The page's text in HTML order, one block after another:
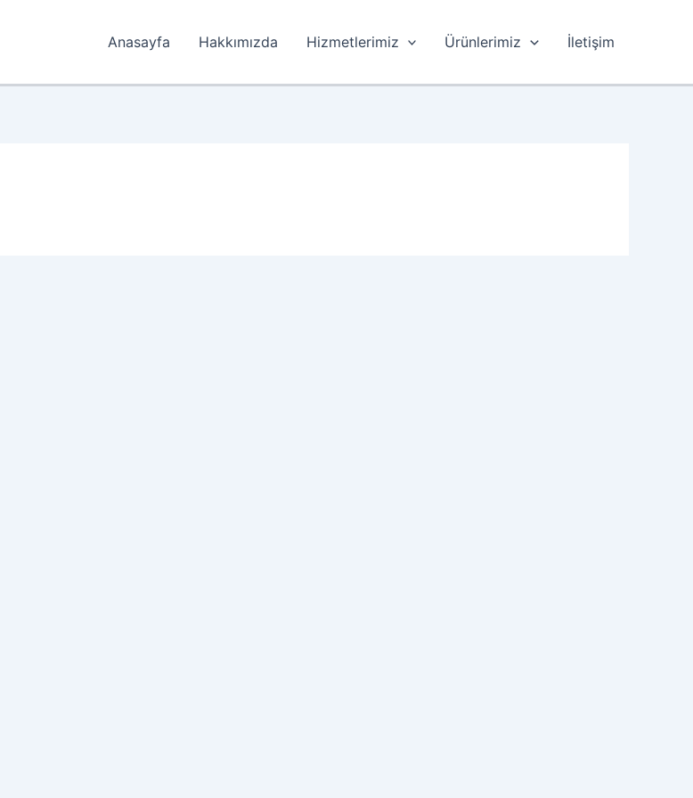
Anasayfa Hakkımızda Hizmetlerimiz Ürünlerimiz İletişim